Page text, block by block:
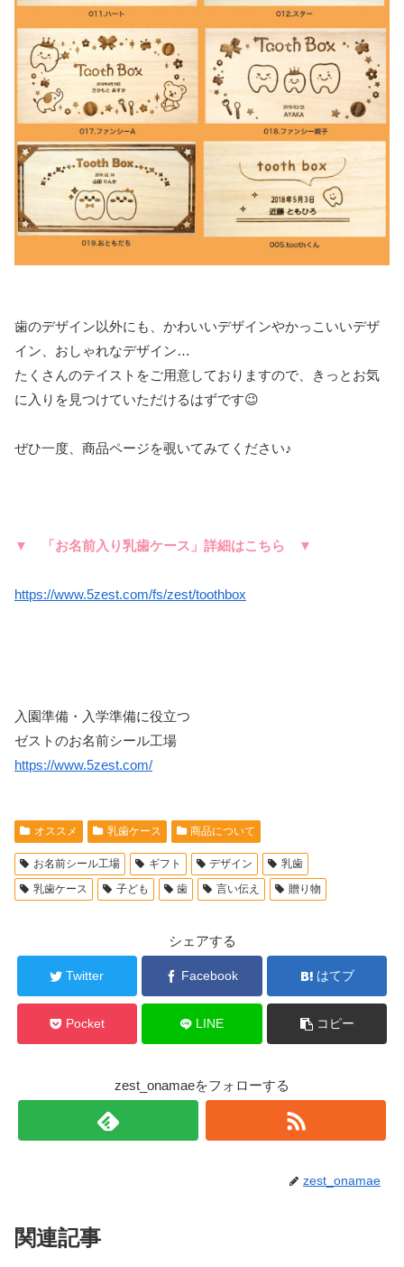
歯のデザイン以外にも、かわいいデザインやかっこいいデザ
イン、おしゃれなデザイン…
たくさんのテイストをご用意しておりますので、きっとお気
に入りを見つけていただけるはずです😉
ぜひ一度、商品ページを覗いてみてください♪
▼ 「お名前入り乳歯ケース」詳細はこちら ▼
https://www.5zest.com/fs/zest/toothbox
入園準備・入学準備に役立つ
ゼストのお名前シール工場
https://www.5zest.com/
オススメ 乳歯ケース 商品について
お名前シール工場 ギフト デザイン
乳歯
乳歯ケース
子ども 歯 言い伝え 贈り物
シェアする
Twitter Facebook はてブ
Pocket LINE コピー
zest_onamaeをフォローする
zest_onamae
関連記事